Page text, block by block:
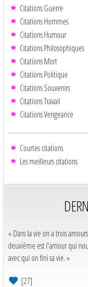
Citations Guerre
Citations Hommes
Citations Humour
Citations Philosophiques
Citations Mort
Citations Politique
Citations Souvenirs
Citations Travail
Citations Vengeance
Courtes citations
Les meilleurs citations
« Dans la vie on a trois
deuxième est l'amour qui
avec qui on fini sa vie. »
[27]